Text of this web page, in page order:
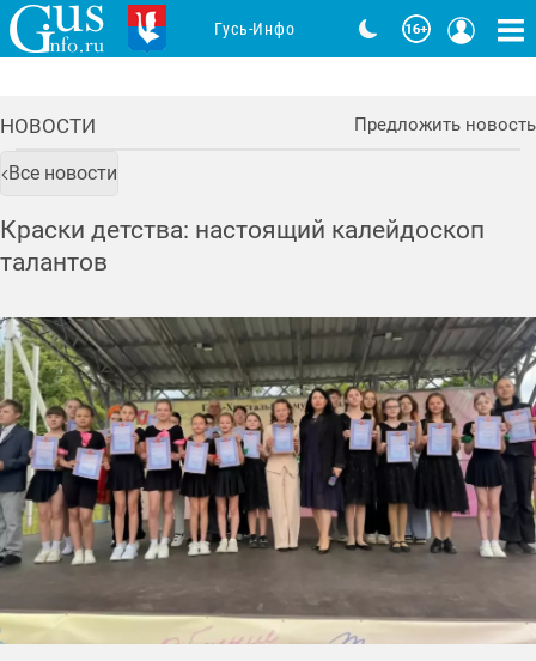
НОВОСТИ Предложить новость
Все новости
Краски детства: настоящий калейдоскоп
талантов
Гусь-Инфо